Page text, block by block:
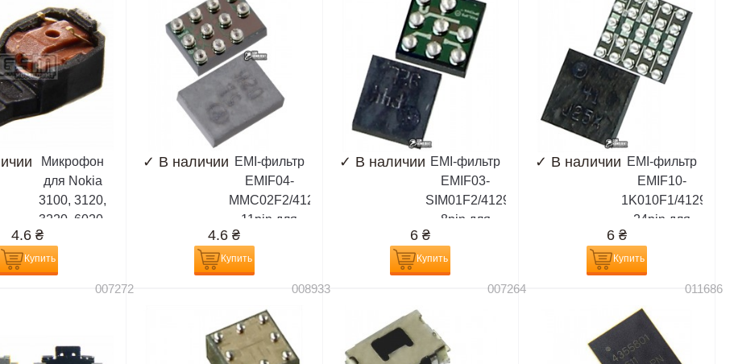
Микрофон
для Nokia
3100, 3120,
3220, 6020,
6070, 6100,
6121, 6170,
6230, 6230i,
6670, 6680,
4.6₴
Купить
✓ В наличии EMI-фильтр
EMIF04-
MMC02F2/4129101
11pin для
Nokia 3109,
3110, 3230,
3500, 5200,
5300, 5500,
6085, 6086,
6136, 6151,
6230, 6230i,
4.6₴
Купить
✓ В наличии EMI-фильтр
EMIF03-
SIM01F2/4129071
8pin для
1101, 2600,
3100, 3120,
3220, 3230,
6021, 6030,
6060, 6070,
6₴
Купить
✓ В наличии EMI-фильтр
EMIF10-
1K010F1/4129031
24pin для
1110i, 1112,
1200, 1208,
1209, 1600,
3100, 3200,
3220, 5030,
5070, 5100,
6₴
Купить
007272 008933 007264 011686